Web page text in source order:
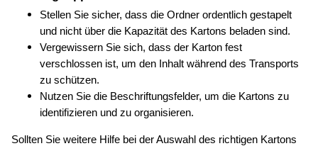
Stellen Sie sicher, dass die Ordner ordentlich gestapelt
und nicht über die Kapazität des Kartons beladen sind.
Vergewissern Sie sich, dass der Karton fest
verschlossen ist, um den Inhalt während des Transports
zu schützen.
Nutzen Sie die Beschriftungsfelder, um die Kartons zu
identifizieren und zu organisieren.
Sollten Sie weitere Hilfe bei der Auswahl des richtigen Kartons